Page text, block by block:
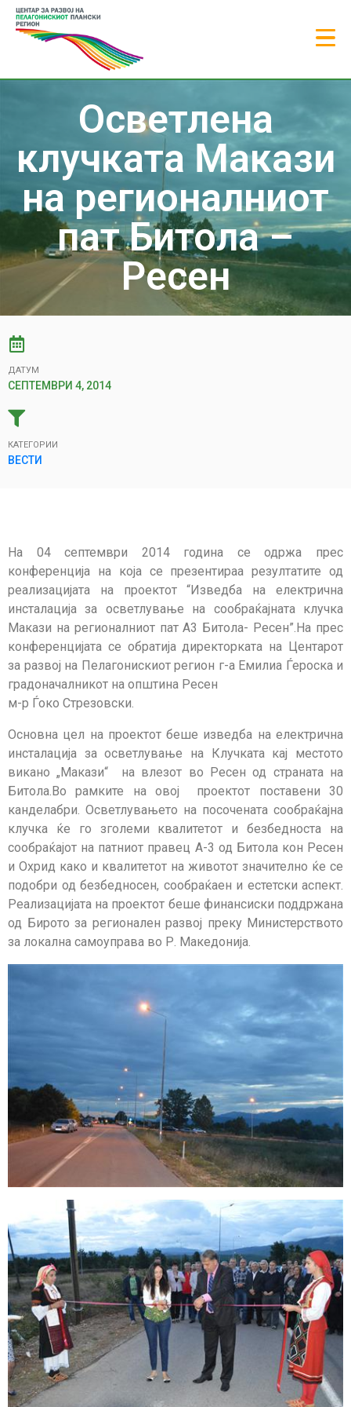
Осветлена
клучката Макази
на регионалниот
пат Битола –
Ресен
ДАТУМ
СЕПТЕМВРИ 4, 2014
КАТЕГОРИИ
ВЕСТИ
На 04 септември 2014 година се одржа прес
конференција на која се презентираа резултатите од
реализацијата на проектот “Изведба на електрична
инсталација за осветлување на сообраќајната клучка
Макази на регионалниот пат А3 Битола- Ресен”.На прес
конференцијата се обратија директорката на Центарот
за развој на Пелагонискиот регион г-а Емилиа Ѓероска и
градоначалникот на општина Ресен
м-р Ѓоко Стрезовски.
Основна цел на проектот беше изведба на електрична
инсталација за осветлување на Клучката кај местото
викано „Макази“ на влезот во Ресен од страната на
Битола.Во рамките на овој проектот поставени 30
канделабри. Осветлувањето на посочената сообраќајна
клучка ќе го зголеми квалитетот и безбедноста на
сообраќајот на патниот правец А-3 од Битола кон Ресен
и Охрид како и квалитетот на животот значително ќе се
подобри од безбедносен, сообраќаен и естетски аспект.
Реализацијата на проектот беше финансиски поддржана
од Бирото за регионален развој преку Министерството
за локална самоуправа во Р. Македонија.